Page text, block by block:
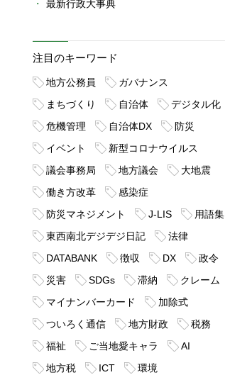
最新行政大事典
注目のキーワード
地方公務員
ガバナンス
まちづくり
自治体
デジタル化
危機管理
自治体DX
防災
イベント
新型コロナウイルス
議会事務局
地方議会
大地震
働き方改革
感染症
防災マネジメント
J-LIS
用語集
東西南北デジデジ日記
法律
DATABANK
徴収 DX
政令
災害
SDGs 滞納
クレーム
マイナンバーカード
加除式
ついろく通信
地方財政
税務
福祉
ご当地愛キャラ
AI
地方税
ICT
環境